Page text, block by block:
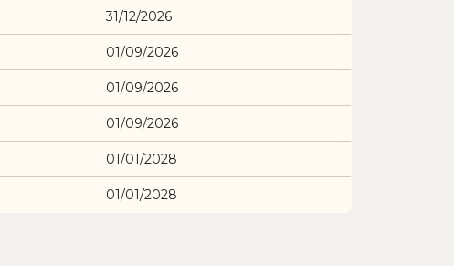
31/12/2026
01/09/2026
01/09/2026
01/09/2026
01/01/2028
01/01/2028